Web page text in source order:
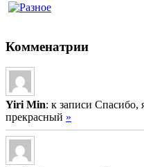
Комменатрии
Yiri Min: к записи Спасибо,
прекрасный »